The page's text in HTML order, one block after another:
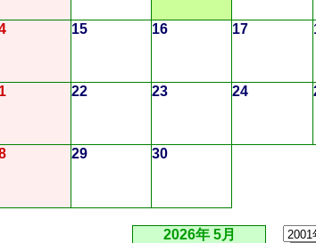
15 16 17
22 23 24
29 30
2026年 5月